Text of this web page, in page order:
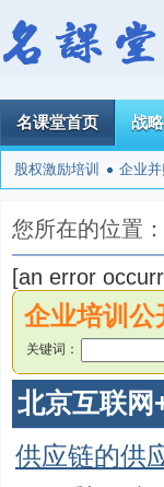
名课堂首页 战
股权激励培训 企业并
您所在的位置：
[an error
企业培训公
关键词：
北京互联网
供应链的供